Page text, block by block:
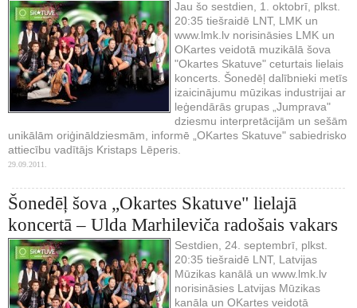
Jau šo sestdien, 1. oktobrī, plkst.
20:35 tiešraidē LNT, LMK un
www.lmk.lv norisināsies LMK un
OKartes veidotā muzikālā šova
"Okartes Skatuve" ceturtais lielais
koncerts. Šonedēļ dalībnieki metīs
izaicinājumu mūzikas industrijai ar
leģendārās grupas „Jumprava"
dziesmu interpretācijām un sešām
unikālām oriģināldziesmām, informē „OKartes Skatuve" sabiedrisko
attiecību vadītājs Kristaps Lēperis.
29.09.2011.
Šonedēļ šova „Okartes Skatuve" lielajā
koncertā – Ulda Marhileviča radošais vakars
Sestdien, 24. septembrī, plkst.
20:35 tiešraidē LNT, Latvijas
Mūzikas kanālā un www.lmk.lv
norisināsies Latvijas Mūzikas
kanāla un OKartes veidotā